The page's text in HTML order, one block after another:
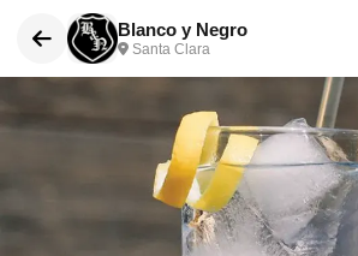
Blanco y Negro
Santa Clara